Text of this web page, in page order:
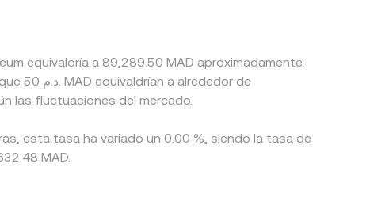
equivaldría a 89,289.50 MAD aproximadamente.
las fluctuaciones del mercado.
esta tasa ha variado un 0.00 %, siendo la tasa de
MAD.